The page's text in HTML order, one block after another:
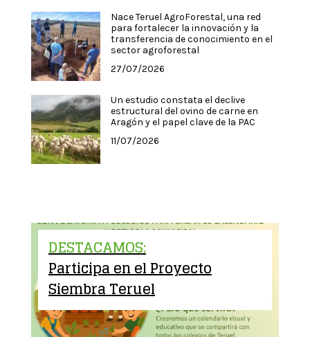
Nace Teruel AgroForestal, una red
para fortalecer la innovación y la
transferencia de conocimiento en el
sector agroforestal
27/07/2026
Un estudio constata el declive
estructural del ovino de carne en
Aragón y el papel clave de la PAC
11/07/2026
DESTACAMOS:
Participa en el Proyecto
Siembra Teruel